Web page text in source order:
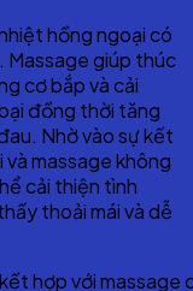
hồng ngoại có
Massage giúp thúc
cơ bắp và cải
đồng thời tăng
Nhờ vào sự kết
massage không
cải thiện tình
thoải mái và dễ